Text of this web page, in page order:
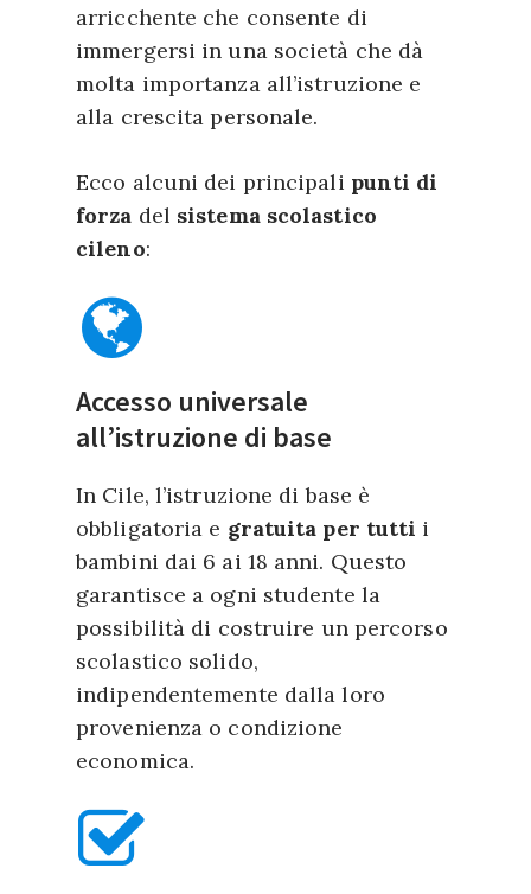
arricchente che consente di
immergersi in una società che dà
molta importanza all’istruzione e
alla crescita personale.
Ecco alcuni dei principali punti di
forza del sistema scolastico
cileno:
Accesso universale
all’istruzione di base
In Cile, l’istruzione di base è
obbligatoria e gratuita per tutti i
bambini dai 6 ai 18 anni. Questo
garantisce a ogni studente la
possibilità di costruire un percorso
scolastico solido,
indipendentemente dalla loro
provenienza o condizione
economica.